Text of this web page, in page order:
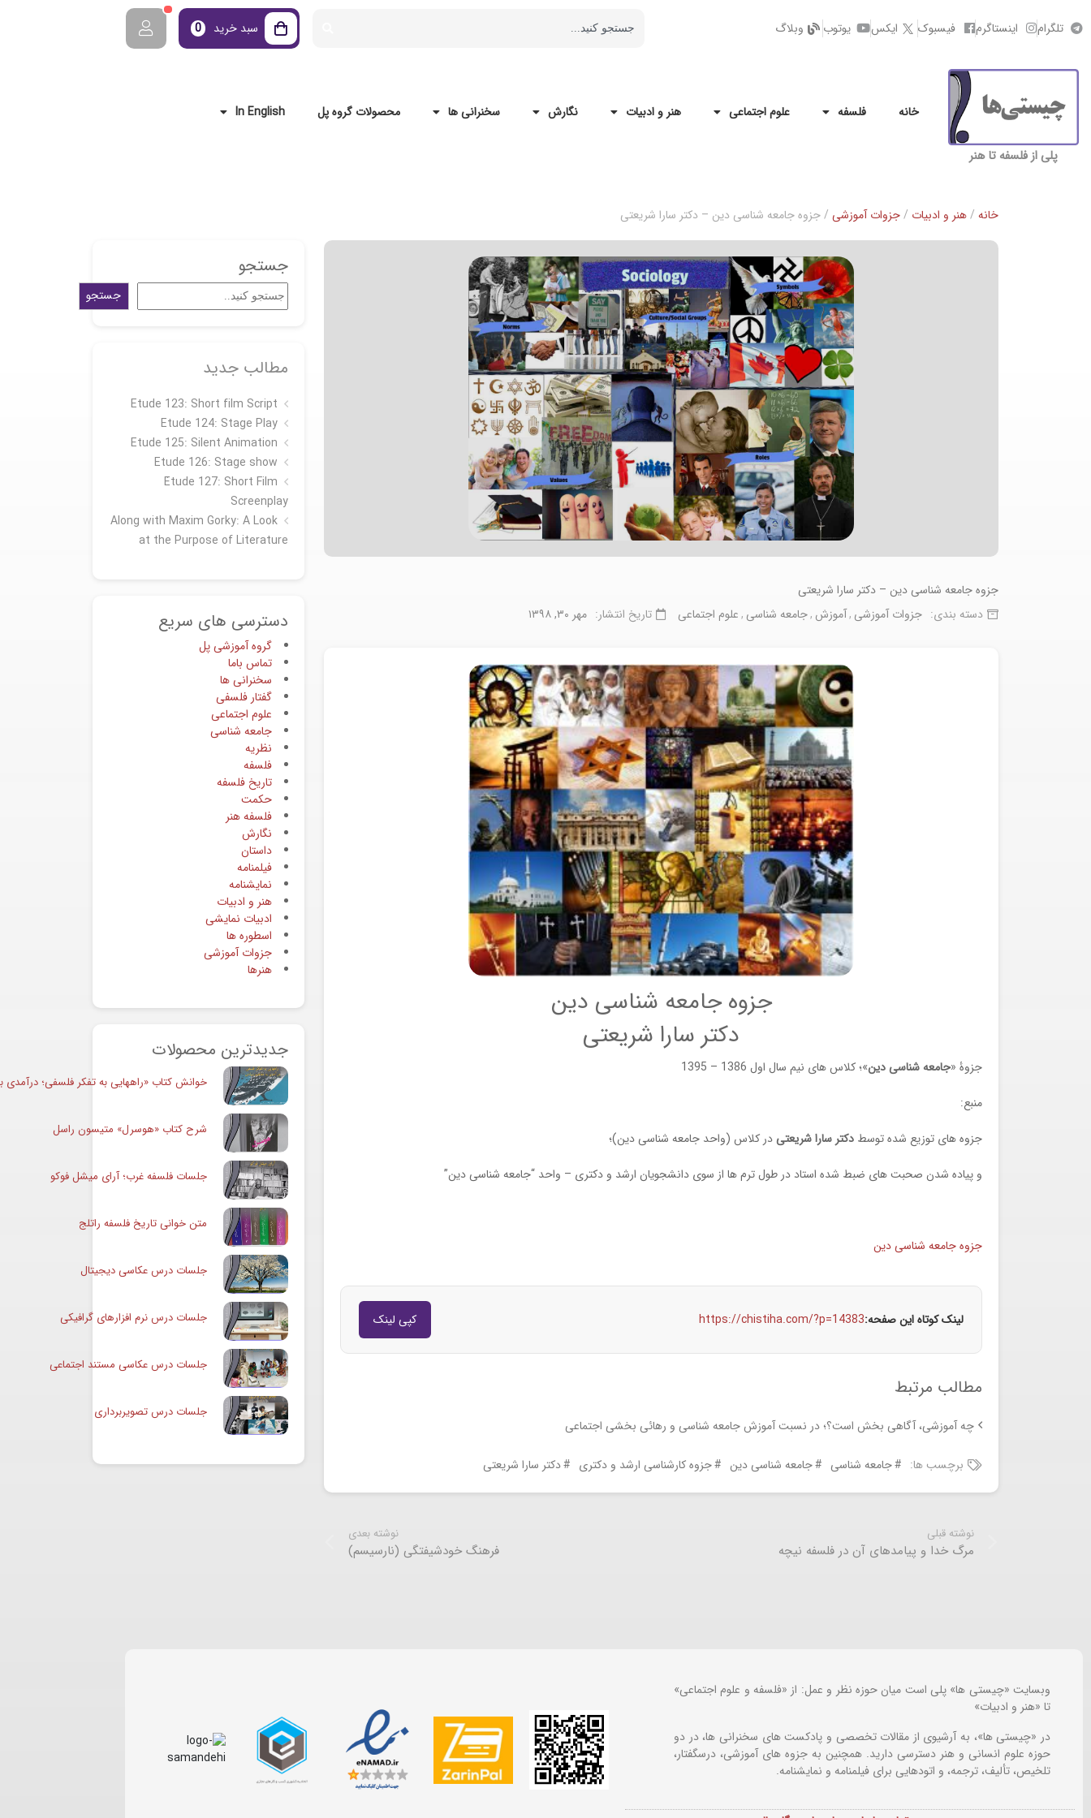
تلگرام اینستاگرم فیسبوک ایکس یوتوب وبلاگ سبد خرید 0
پلی از فلسفه تا هنر
خانه فلسفه علوم اجتماعی هنر و ادبیات نگارش سخنرانی ها محصولات گروه پل In English
خانه /هنر و ادبیات /جزوات آموزشی / جزوه جامعه شناسی دین – دکتر سارا شریعتی
جزوه جامعه شناسی دین – دکتر سارا شریعتی
دسته بندی: جزوات آموزشی آموزش جامعه شناسی علوم اجتماعی تاریخ انتشار: مهر ۳۰, ۱۳۹۸
جزوه جامعه شناسی دین
دکتر سارا شریعتی
جزوۀ «جامعه شناسی دین»؛ کلاس های نیم سال اول 1386 – 1395
منبع:
جزوه های توزیع شده توسط دکتر سارا شریعتیدر کلاس (واحد جامعه شناسی دین)؛
و پیاده شدن صحبت های ضبط شده استاد در طول ترم ها از سوی دانشجویان ارشد و دکتری – واحد “جامعه شناسی دین”
جزوه جامعه شناسی دین
لینک کوتاه این صفحه:https://chistiha.com/?p=14383 کپی لینک
مطالب مرتبط
چه آموزشی، آگاهی بخش است؟؛ در نسبت آموزش جامعه شناسی و رهائی بخشی اجتماعی
برچسب ها: جامعه شناسی جامعه شناسی دین جزوه کارشناسی ارشد و دکتری دکتر سارا شریعتی
نوشته قبلی
مرگ خدا و پیامدهای آن در فلسفه نیچه
نوشته بعدی
فرهنگ خودشیفتگی (نارسیسم)
جستجو
جستجو
مطالب جدید
Etude 123: Short film Script
Etude 124: Stage Play
Etude 125: Silent Animation
Etude 126: Stage show
Étude 127: Short Film
Screenplay
Along with Maxim Gorky: A Look
at the Purpose of Literature
دسترسی های سریع
گروه آموزشی پل
تماس باما
سخنرانی ها
گفتار فلسفی
علوم اجتماعی
جامعه شناسی
نظریه
فلسفه
تاریخ فلسفه
حکمت
فلسفه هنر
نگارش
داستان
فیلمنامه
نمایشنامه
هنر و ادبیات
ادبیات نمایشی
اسطوره ها
جزوات آموزشی
هنرها
جدیدترین محصولات
خوانش کتاب «راههایی به تفکر فلسفی؛ درآمدی
شرح کتاب «هوسرل» متیسون راسل
جلسات فلسفه غرب؛ آرای میشل فوکو
متن خوانی تاریخ فلسفه راتلج
جلسات درس عکاسی دیجیتال
جلسات درس نرم افزارهای گرافیکی
جلسات درس عکاسی مستند اجتماعی
جلسات درس تصویربرداری
وبسایت «چیستی ها» پلی است میان حوزه نظر و عمل: از «فلسفه و علوم اجتماعی»
تا «هنر و ادبیات»
در «چیستی ها»، به آرشیوی از مقالات تخصصی و پادکست های سخنرانی ها، در دو
حوزه علوم انسانی و هنر دسترسی دارید. همچنین به جزوه های آموزشی، درسگفتار،
تلخیص، تألیف، ترجمه، و اتودهایی برای فیلمنامه و نمایشنامه.